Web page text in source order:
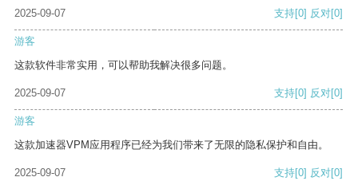
2025-09-07
支持[0] 反对[0]
游客
这款软件非常实用，可以帮助我解决很多问题。
2025-09-07 支持[0] 反对[0]
游客
这款加速器VPM应用程序已经为我们带来了无限的隐私保护和自由。
2025-09-07 支持[0] 反对[0]